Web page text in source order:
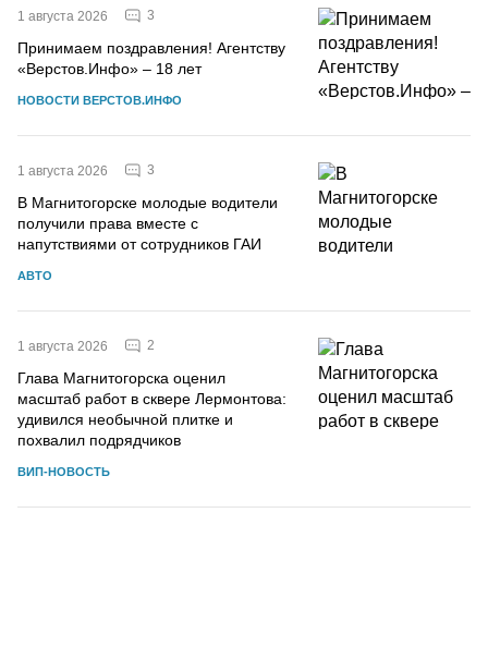
1 августа 2026 3
Принимаем поздравления! Агентству
«Верстов.Инфо» – 18 лет
НОВОСТИ ВЕРСТОВ.ИНФО
1 августа 2026 3
В Магнитогорске молодые водители
получили права вместе с
напутствиями от сотрудников ГАИ
АВТО
1 августа 2026 2
Глава Магнитогорска оценил
масштаб работ в сквере Лермонтова:
удивился необычной плитке и
похвалил подрядчиков
ВИП-НОВОСТЬ